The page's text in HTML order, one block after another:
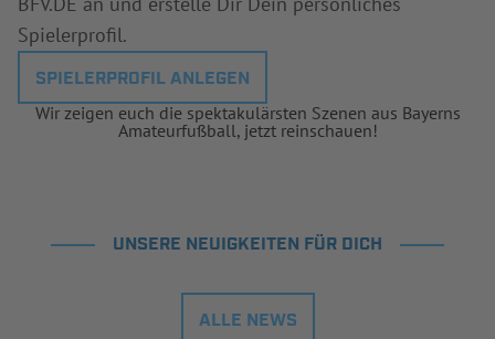
Spielerprofil.
SPIELERPROFIL ANLEGEN
Wir zeigen euch die spektakulärsten Szenen aus Bayerns
Amateurfußball, jetzt reinschauen!
UNSERE NEUIGKEITEN FÜR DICH
ALLE NEWS